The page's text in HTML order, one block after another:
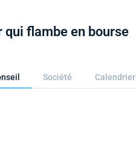
qui flambe en bourse
Société Calendrier